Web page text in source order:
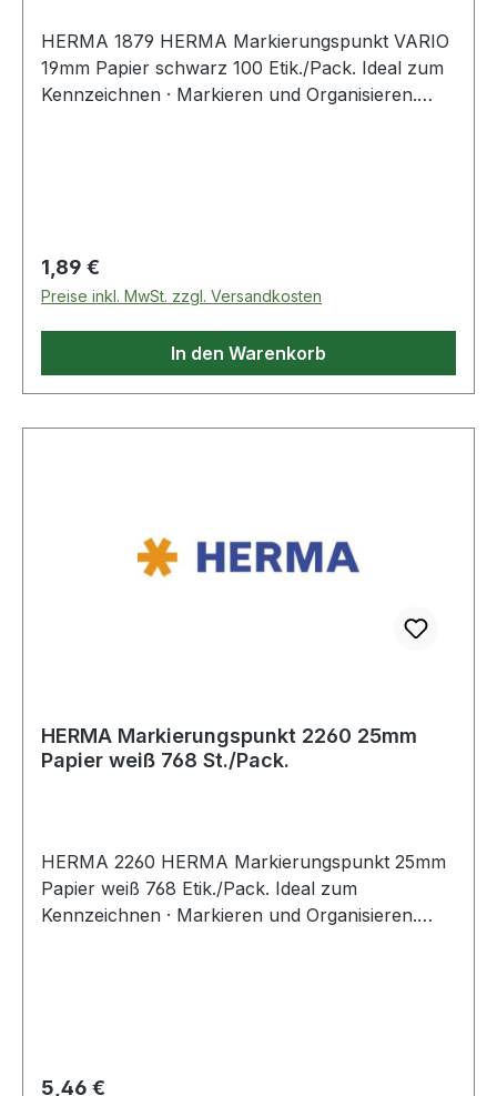
HERMA 1879 HERMA Markierungspunkt VARIO
19mm Papier schwarz 100 Etik./Pack. Ideal zum
Kennzeichnen · Markieren und Organisieren.
Regulärer Preis:
1,89 €
Preise inkl. MwSt. zzgl. Versandkosten
In den Warenkorb
HERMA Markierungspunkt 2260 25mm
Papier weiß 768 St./Pack.
HERMA 2260 HERMA Markierungspunkt 25mm
Papier weiß 768 Etik./Pack. Ideal zum
Kennzeichnen · Markieren und Organisieren.
Regulärer Preis:
5,46 €